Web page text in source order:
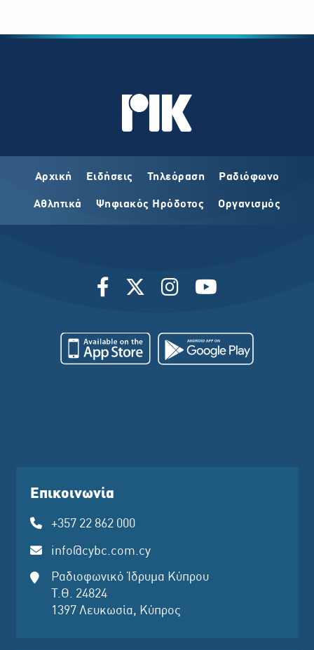
Αρχική Ειδήσεις Τηλεόραση Ραδιόφωνο
Αθλητικά Ψηφιακός Ηρόδοτος Οργανισμός
Επικοινωνία
+357 22 862 000
info@cybc.com.cy
Ραδιοφωνικό Ίδρυμα Κύπρου
Τ.Θ. 24824
1397 Λευκωσία, Κύπρος